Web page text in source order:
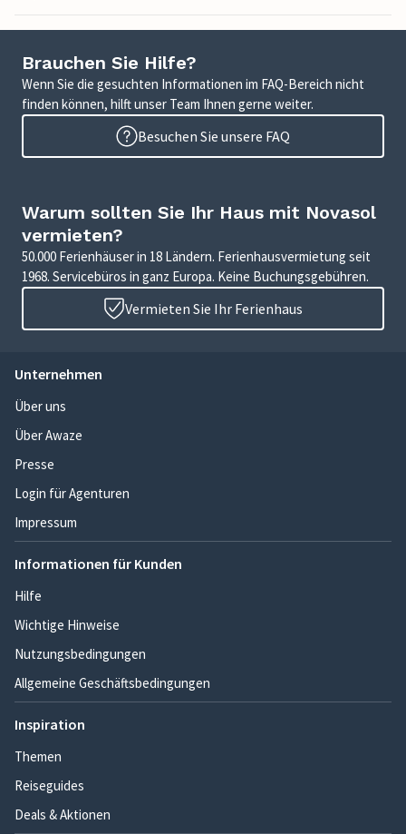
Brauchen Sie Hilfe?
Wenn Sie die gesuchten Informationen im FAQ-Bereich nicht
finden können, hilft unser Team Ihnen gerne weiter.
Besuchen Sie unsere FAQ
Warum sollten Sie Ihr Haus mit Novasol
vermieten?
50.000 Ferienhäuser in 18 Ländern. Ferienhausvermietung seit
1968. Servicebüros in ganz Europa. Keine Buchungsgebühren.
Vermieten Sie Ihr Ferienhaus
Unternehmen
Über uns
Über Awaze
Presse
Login für Agenturen
Impressum
Informationen für Kunden
Hilfe
Wichtige Hinweise
Nutzungsbedingungen
Allgemeine Geschäftsbedingungen
Inspiration
Themen
Reiseguides
Deals & Aktionen